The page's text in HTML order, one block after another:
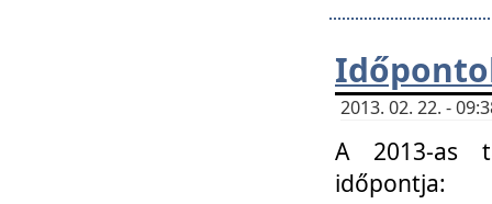
2013. 02. 22. -
A 2013-as
időpontja: